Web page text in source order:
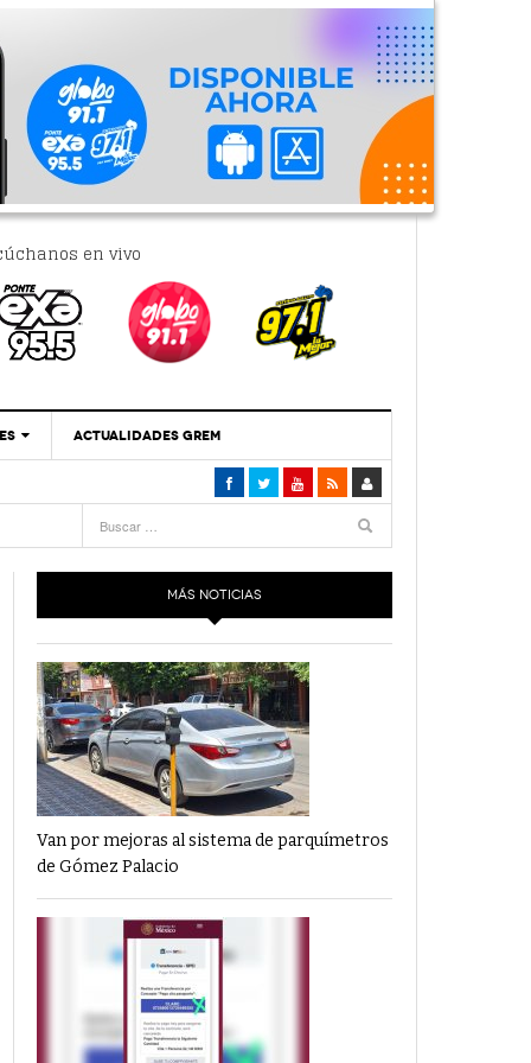
en vivo
‘Se Vale Soñar Con Una Contraloría Ciudadana’
Financiamiento’ Por PC29
‘La Laguna: Bomba De Tiempo Por Falta De
Planeación’ Por PC29- 17 mayo, 2021
‘Las Corrupciones, Sus Formas Y Efectos’ Por
PC29- 7 mayo, 2021
ACTUALIDADES GREM
MÁS NOTICIAS
Van por mejoras al sistema de parquímetros
de Gómez Palacio